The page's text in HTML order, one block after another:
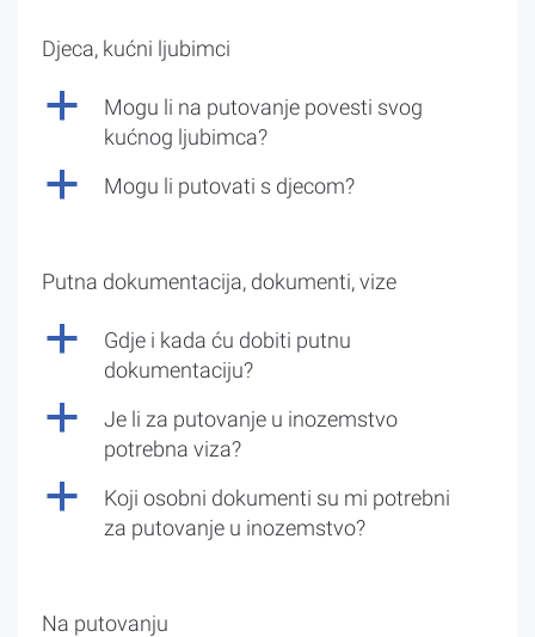
Djeca, kućni ljubimci
a
Mogu li na putovanje povesti svog
kućnog ljubimca?
a Mogu li putovati s djecom?
Putna dokumentacija, dokumenti, vize
a
Gdje i kada ću dobiti putnu
dokumentaciju?
a
Je li za putovanje u inozemstvo
potrebna viza?
a
Koji osobni dokumenti su mi potrebni
za putovanje u inozemstvo?
Na putovanju